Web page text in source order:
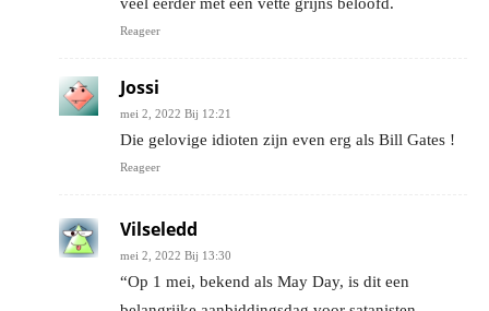
Reageer
Jossi
mei 2, 2022 Bij 12:21
Die gelovige idioten zijn even erg als Bill Gates !
Reageer
Vilseledd
mei 2, 2022 Bij 13:30
“Op 1 mei, bekend als May Day, is dit een